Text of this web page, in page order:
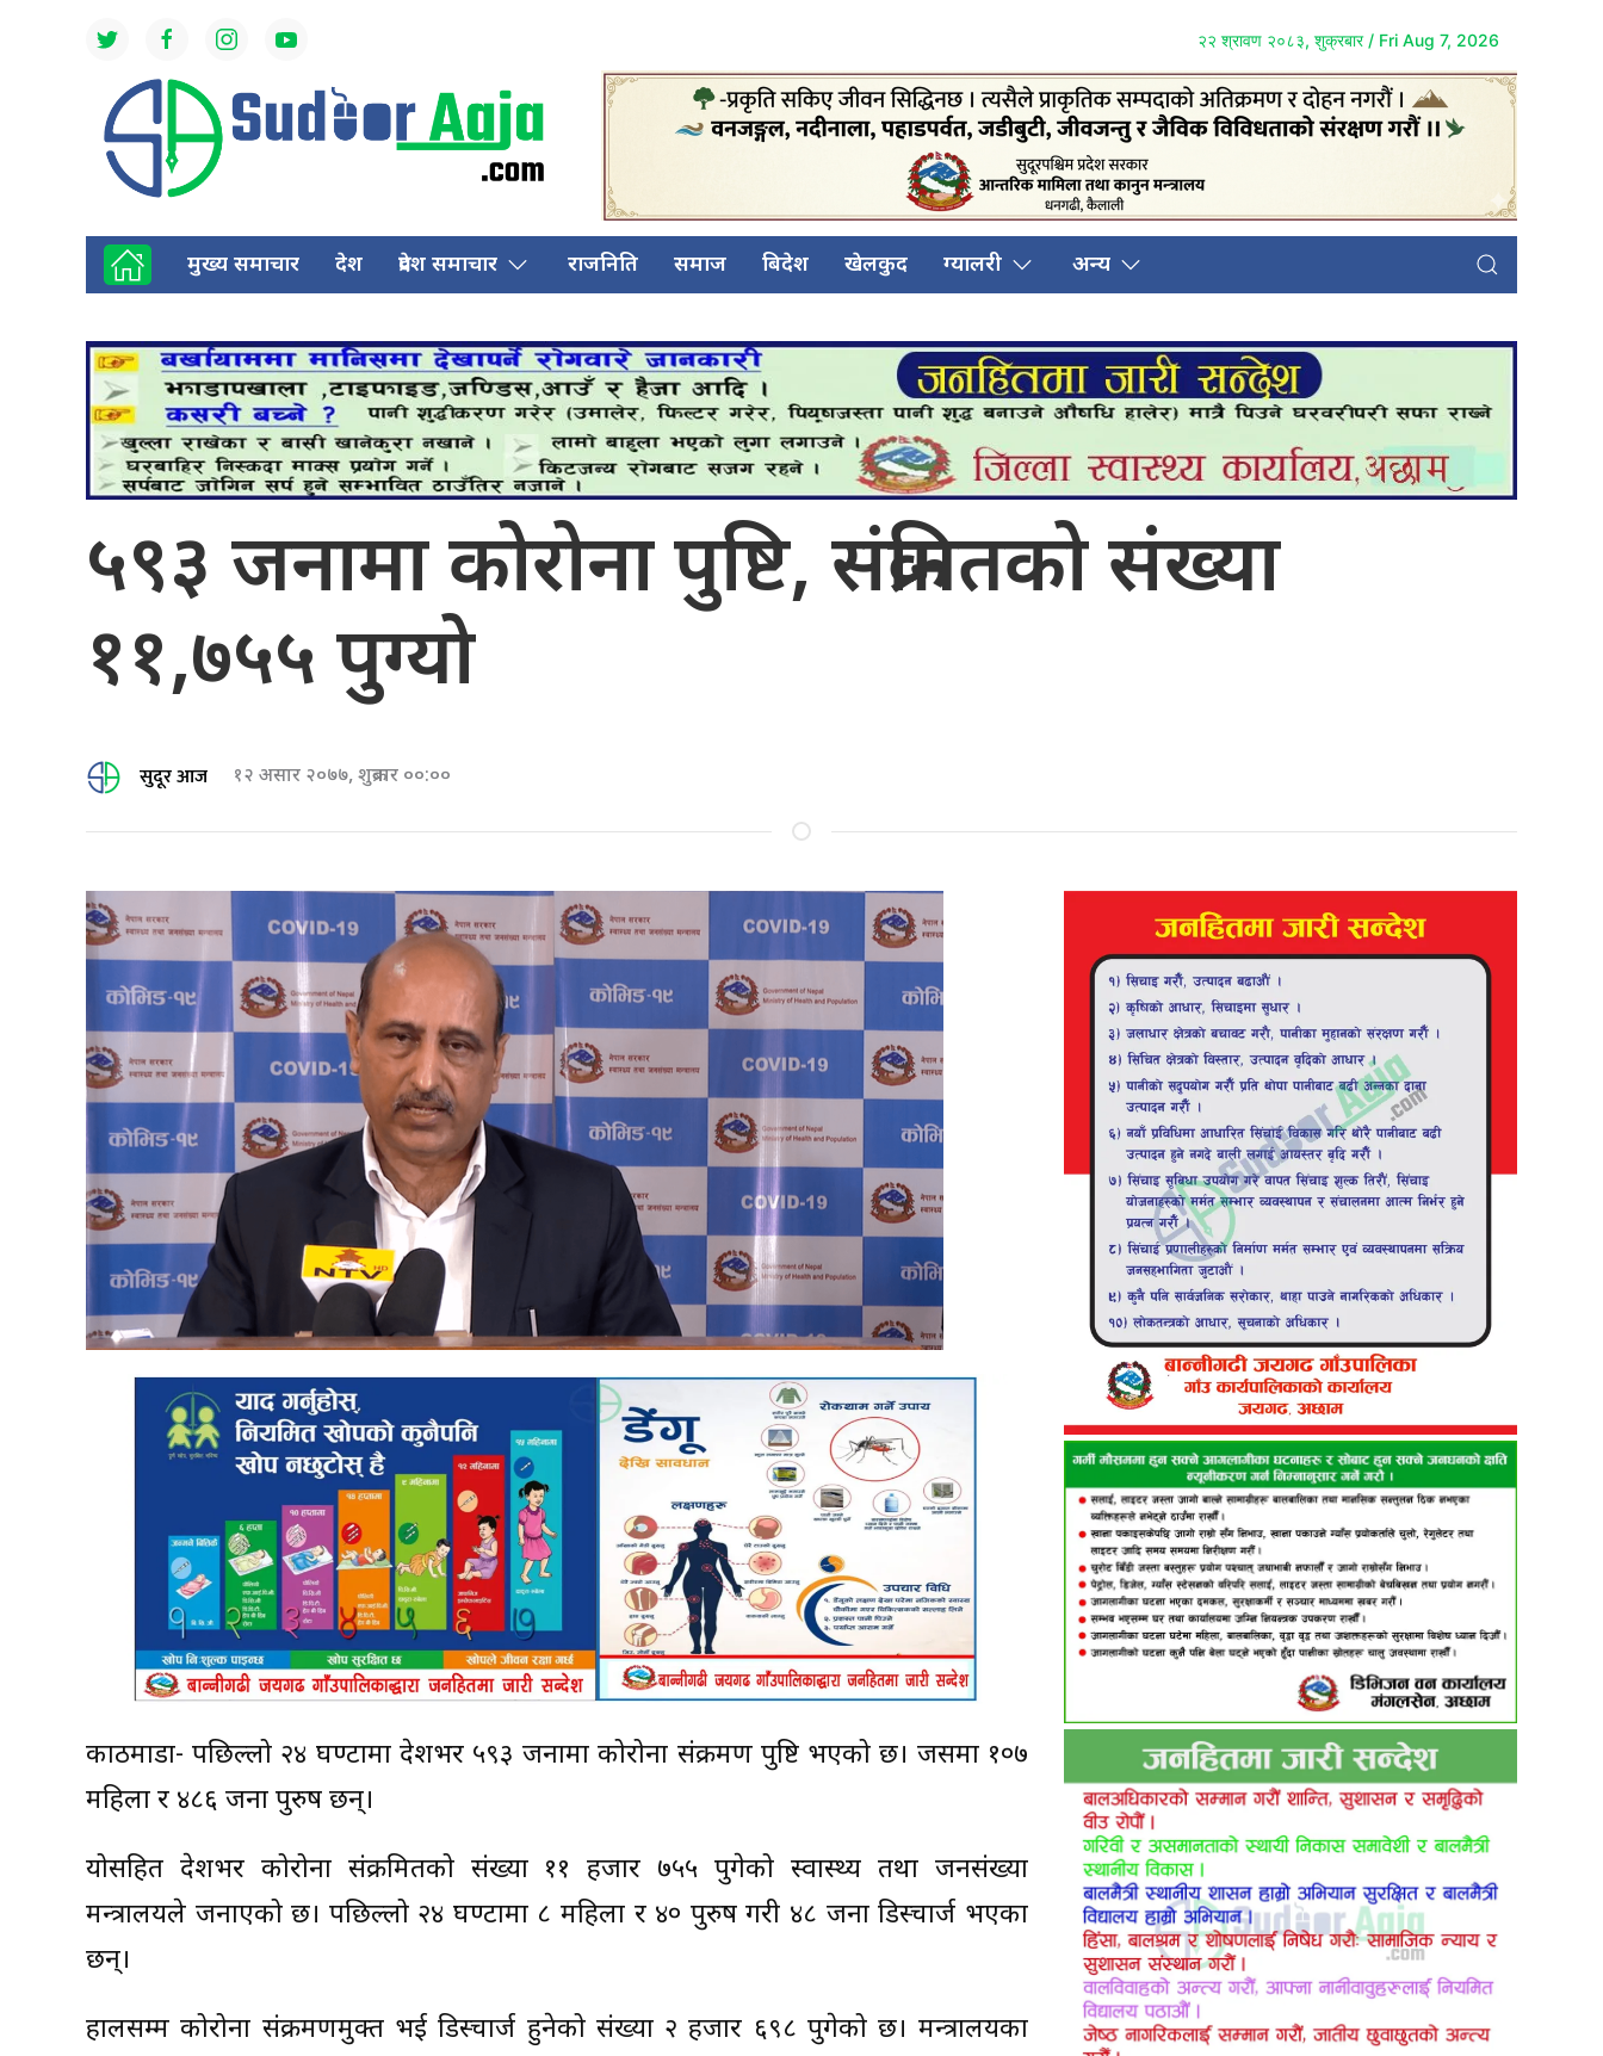
२२ श्रावण २०८३, शुक्रबार / Fri Aug 7, 2026
मुख्य समाचार देश प्रदेश समाचार राजनिति समाज बिदेश खेलकुद ग्यालरी अन्य
५९३ जनामा कोरोना पुष्टि, संक्रमितको संख्या
११,७५५ पुग्यो
सुदूर आज १२ असार २०७७, शुक्रबार ००:००
काठमाडौं- पछिल्लो २४ घण्टामा देशभर ५९३ जनामा कोरोना संक्रमण पुष्टि भएको छ। जसमा १०७
महिला र ४८६ जना पुरुष छन्।
योसहित देशभर कोरोना संक्रमितको संख्या ११ हजार ७५५ पुगेको स्वास्थ्य तथा जनसंख्या
मन्त्रालयले जनाएको छ। पछिल्लो २४ घण्टामा ८ महिला र ४० पुरुष गरी ४८ जना डिस्चार्ज भएका
छन्।
हालसम्म कोरोना संक्रमणमुक्त भई डिस्चार्ज हुनेको संख्या २ हजार ६९८ पुगेको छ। मन्त्रालयका